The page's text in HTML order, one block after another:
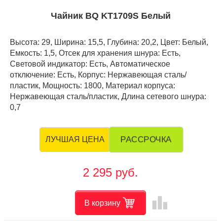
Чайник BQ KT1709S Белый
Высота: 29, Ширина: 15,5, Глубина: 20,2, Цвет: Белый,
Емкость: 1,5, Отсек для хранения шнура: Есть,
Световой индикатор: Есть, Автоматическое
отключение: Есть, Корпус: Нержавеющая сталь/
пластик, Мощность: 1800, Материал корпуса:
Нержавеющая сталь/пластик, Длина сетевого шнура:
0,7
ЛУЧШАЯ ЦЕНА РАССРОЧКА
2 295 руб.
В корзину leaderboard